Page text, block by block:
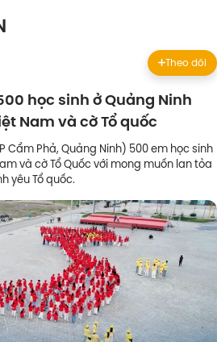
Theo dõi
học sinh ở Quảng Ninh
Nam và cờ Tổ quốc
Cẩm Phả, Quảng Ninh) 500 em học sinh
và cờ Tổ Quốc với mong muốn lan tỏa
yêu Tổ quốc.